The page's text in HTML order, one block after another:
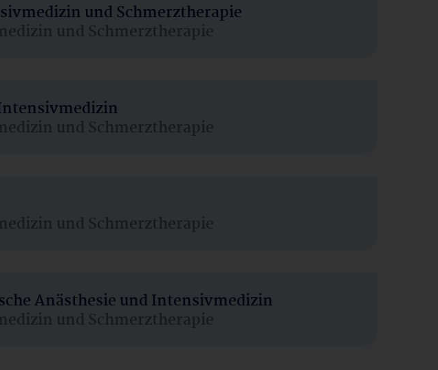
und Schmerztherapie
und Schmerztherapie
und Schmerztherapie
und Schmerztherapie
Anästhesie und Intensivmedizin
und Schmerztherapie